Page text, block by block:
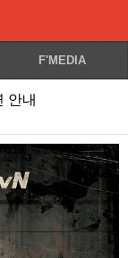
F'MEDIA
안내